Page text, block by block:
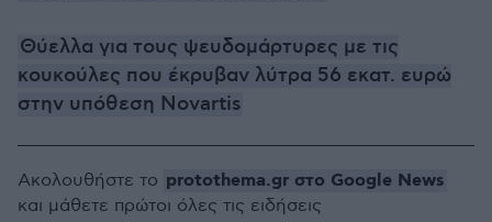
Θύελλα για τους ψευδομάρτυρες με τις
κουκούλες που έκρυβαν λύτρα 56 εκατ. ευρώ
στην υπόθεση Novartis
Ακολουθήστε το protothema.gr στο Google News
και μάθετε πρώτοι όλες τις ειδήσεις